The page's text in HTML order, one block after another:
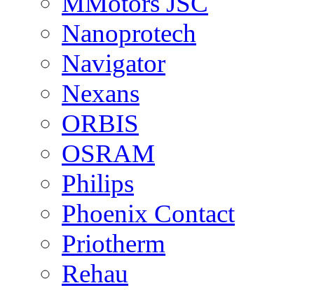
Nanoprotech
Navigator
Nexans
ORBIS
OSRAM
Philips
Phoenix Contact
Priotherm
Rehau